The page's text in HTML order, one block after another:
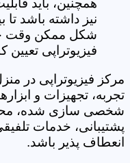
همچنین، باید
نیز داشته باشد تا
شکل ممکن وقت
فیزیوتراپی تعیین
مرکز فیزیوتراپی در
تجربه، تجهیزات و
شخصی سازی شده،
پشتیبانی، خدمات
انعطاف پذیر باشد.